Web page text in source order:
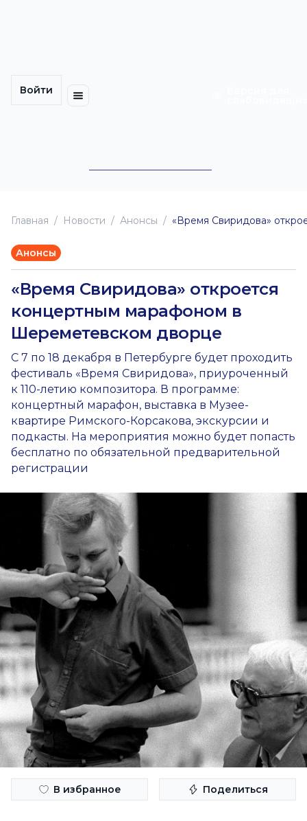
Войти
Главная Новоcти Анонсы «Время Свиридова»
Анонсы
«Время Свиридова» откроется
концертным марафоном в
Шереметевском дворце
С 7 по 18 декабря в Петербурге будет проходить
фестиваль «Время Свиридова», приуроченный
к 110-летию композитора. В программе:
концертный марафон, выставка в Музее-
квартире Римского-Корсакова, экскурсии и
подкасты. На мероприятия можно будет попасть
бесплатно по обязательной предварительной
регистрации
В избранное Поделиться